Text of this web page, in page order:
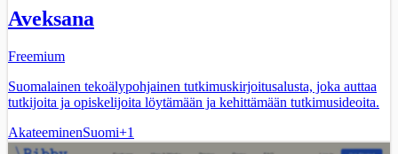
Aveksana
Freemium
Suomalainen tekoälypohjainen tutkimuskirjoitusalusta, joka auttaa
tutkijoita ja opiskelijoita löytämään ja kehittämään tutkimusideoita.
AkateeminenSuomi+1